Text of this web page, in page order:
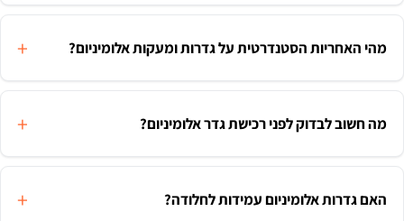
מהי האחריות הסטנדרטית על גדרות ומעקות אלומיניום?
מה חשוב לבדוק לפני רכישת גדר אלומיניום?
האם גדרות אלומיניום עמידות לחלודה?